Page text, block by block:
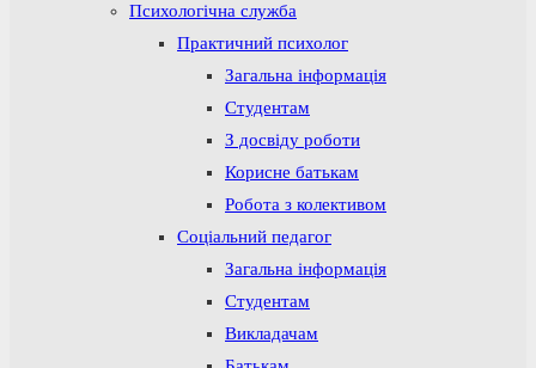
Психологічна служба
Практичний психолог
Загальна інформація
Студентам
З досвіду роботи
Корисне батькам
Робота з колективом
Соціальний педагог
Загальна інформація
Студентам
Викладачам